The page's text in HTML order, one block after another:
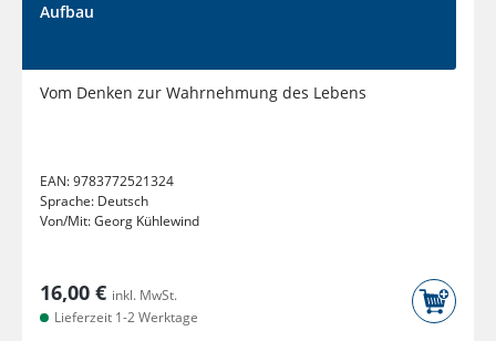
Aufbau
Vom Denken zur Wahrnehmung des Lebens
EAN:9783772521324
Sprache: Deutsch
Von/Mit:Georg Kühlewind
16,00 € inkl. MwSt.
Lieferzeit 1-2 Werktage